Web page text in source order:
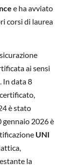
e ha avviato
corsi di laurea
ai sensi
. In data 8
è stato
2026 è
UNI
la